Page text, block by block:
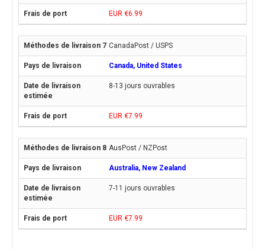
EUR €6.99
CanadaPost / USPS
Canada, United States
8-13 jours ouvrables
EUR €7.99
AusPost / NZPost
Australia, New Zealand
7-11 jours ouvrables
EUR €7.99